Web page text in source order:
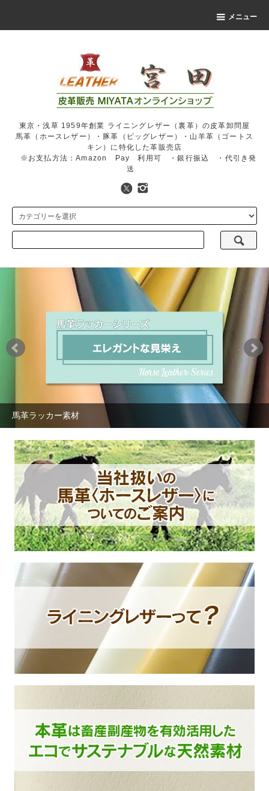
メニュー
東京・浅草 1959年創業 ライニングレザー（裏革）の皮革卸問屋
馬革（ホースレザー）・豚革（ピッグレザー）・山羊革（ゴートス
キン）に特化した革販売店
※お支払方法：Amazon Pay 利用可 ・銀行振込 ・代引き発
送
馬革ラッカー素材